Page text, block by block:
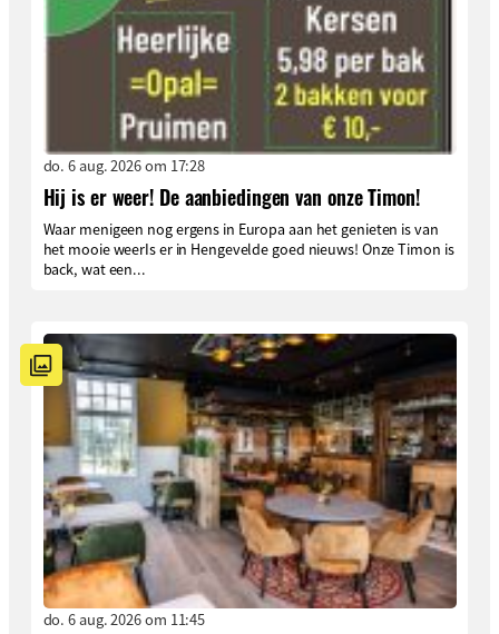
do. 6 aug. 2026 om 17:28
Hij is er weer! De aanbiedingen van onze Timon!
Waar menigeen nog ergens in Europa aan het genieten is van
het mooie weerIs er in Hengevelde goed nieuws! Onze Timon is
back, wat een...
do. 6 aug. 2026 om 11:45